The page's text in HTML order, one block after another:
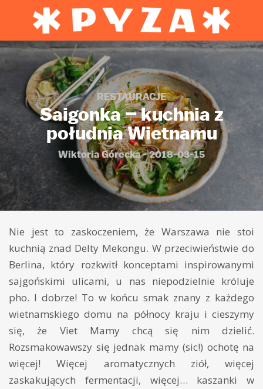
RESTAURACJE
Saigonka – kuchnia z
południa Wietnamu
Wiktoria Górecka - 2018-03-15
Nie jest to zaskoczeniem, że Warszawa nie stoi
kuchnią znad Delty Mekongu. W przeciwieństwie do
Berlina, który rozkwitł konceptami inspirowanymi
sajgońskimi ulicami, u nas niepodzielnie króluje
pho. I dobrze! To w końcu smak znany z każdego
wietnamskiego domu na północy kraju i cieszymy
się, że Viet Mamy chcą się nim dzielić.
Rozsmakowawszy się jednak mamy (sic!) ochotę na
więcej! Więcej aromatycznych ziół, więcej
zaskakujących fermentacji, więcej… kaszanki w